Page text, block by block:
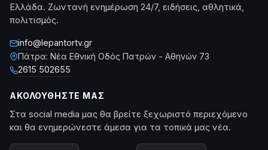
Ελλάδα. Ζωντανή ενημέρωση 24/7, ειδήσεις, αθλητικά,
πολιτισμός.
info@lepantortv.gr
Πάτρα: Νέα Εθνική Οδός Πατρών - Αθηνών 73
2615 502655
ΑΚΟΛΟΥΘΉΣΤΕ ΜΑΣ
Στα social media μας θα βρείτε ξεχωριστό περιεχόμενο
και θα ενημερώνεστε άμεσα για τα τοπικά μας νέα.